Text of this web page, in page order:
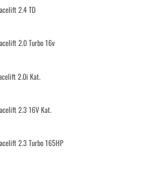
2.4 TD
2.0 Turbo 16v
2.0i Kat.
2.3 16V Kat.
2.3 Turbo 165HP